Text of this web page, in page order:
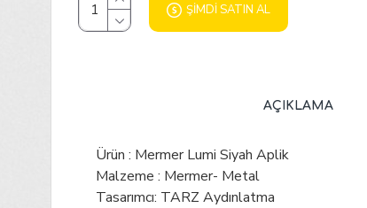
ŞIMDI SATIN AL
AÇIKLAMA
Ürün : Mermer Lumi Siyah Aplik
Malzeme : Mermer- Metal
Tasarımcı: TARZ Aydınlatma